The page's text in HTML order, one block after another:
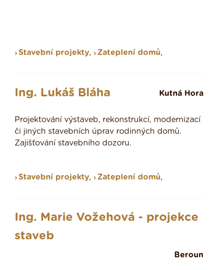
Stavební projekty, Zateplení domů,
Ing. Lukáš Bláha Kutná Hora
Projektování výstaveb, rekonstrukcí, modernizací
či jiných stavebních úprav rodinných domů.
Zajišťování stavebního dozoru.
Stavební projekty, Zateplení domů,
Ing. Marie Vožehová - projekce
staveb
Beroun